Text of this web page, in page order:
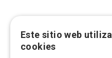
Este sitio web utiliza
cookies